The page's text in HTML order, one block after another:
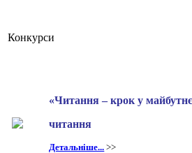
Конкурси
«Читання – крок у
читання
Детальніше... >>